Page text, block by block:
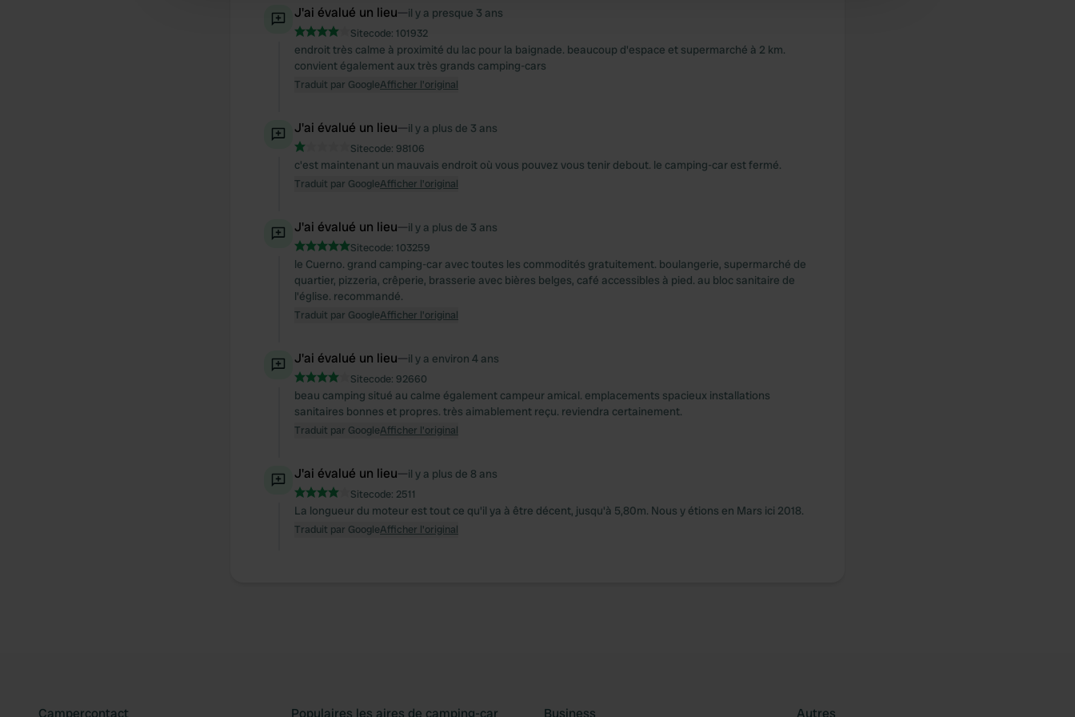
J'ai évalué un lieu—il y a presque 3 ans
Sitecode: 101932
endroit très calme à proximité du lac pour la baignade. beaucoup d'espace et supermarché à 2 km.
convient également aux très grands camping-cars
Traduit par GoogleAfficher l'original
J'ai évalué un lieu—il y a plus de 3 ans
Sitecode: 98106
c'est maintenant un mauvais endroit où vous pouvez vous tenir debout. le camping-car est fermé.
Traduit par GoogleAfficher l'original
J'ai évalué un lieu—il y a plus de 3 ans
Sitecode: 103259
le Cuerno. grand camping-car avec toutes les commodités gratuitement. boulangerie, supermarché de
quartier, pizzeria, crêperie, brasserie avec bières belges, café accessibles à pied. au bloc sanitaire de
l'église. recommandé.
Traduit par GoogleAfficher l'original
J'ai évalué un lieu—il y a environ 4 ans
Sitecode: 92660
beau camping situé au calme également campeur amical. emplacements spacieux installations
sanitaires bonnes et propres. très aimablement reçu. reviendra certainement.
Traduit par GoogleAfficher l'original
J'ai évalué un lieu—il y a plus de 8 ans
Sitecode: 2511
La longueur du moteur est tout ce qu'il ya à être décent, jusqu'à 5,80m. Nous y étions en Mars ici 2018.
Traduit par GoogleAfficher l'original
Campercontact Populaires les aires de camping-car Business Autres